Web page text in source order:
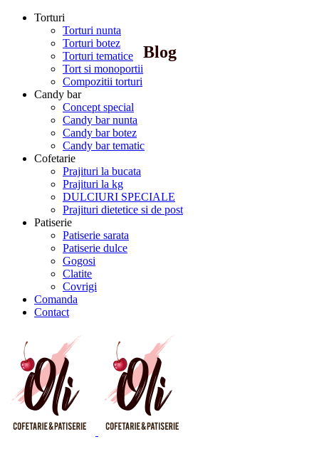
Torturi
Torturi nunta
Torturi botez
Torturi tematice
Tort si monoportii
Compozitii torturi
Candy bar
Concept special
Candy bar nunta
Candy bar botez
Candy bar tematic
Cofetarie
Prajituri la bucata
Prajituri la kg
DULCIURI SPECIALE
Prajituri dietetice si de post
Patiserie
Patiserie sarata
Patiserie dulce
Gogosi
Clatite
Covrigi
Comanda
Contact
Blog